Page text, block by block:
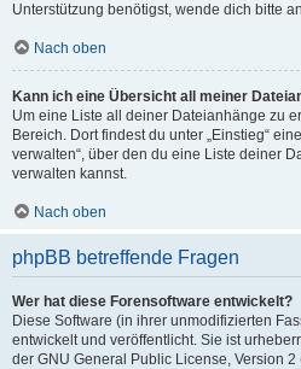
Unterstützung benötigst, wende dich bitte
Nach oben
Kann ich eine Übersicht all meiner
Um eine Liste all deiner Dateianhänge zu
Bereich. Dort findest du unter „Einstieg“
verwalten“, über den du eine Liste deiner
verwalten kannst.
Nach oben
phpBB betreffende Fragen
Wer hat diese Forensoftware entwickelt?
Diese Software (in ihrer unmodifizierten
entwickelt und veröffentlicht. Sie ist
der GNU General Public License, Version